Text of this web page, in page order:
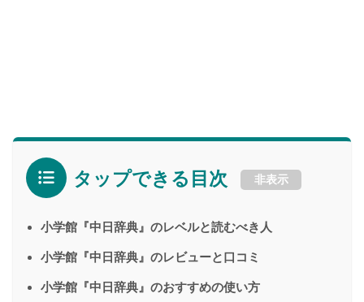
タップできる目次 非表示
小学館『中日辞典』のレベルと読むべき人
小学館『中日辞典』のレビューと口コミ
小学館『中日辞典』のおすすめの使い方